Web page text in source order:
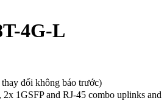
4G-L
đổi không báo trước)
1GSFP and RJ-45 combo uplinks and